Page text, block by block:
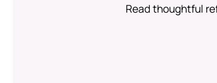
Read thoughtful